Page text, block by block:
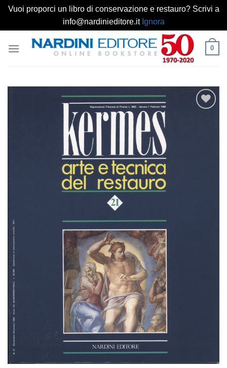
Vuoi proporci un libro di conservazione e restauro? Scrivi a
info@nardinieditore.it Ignora
0